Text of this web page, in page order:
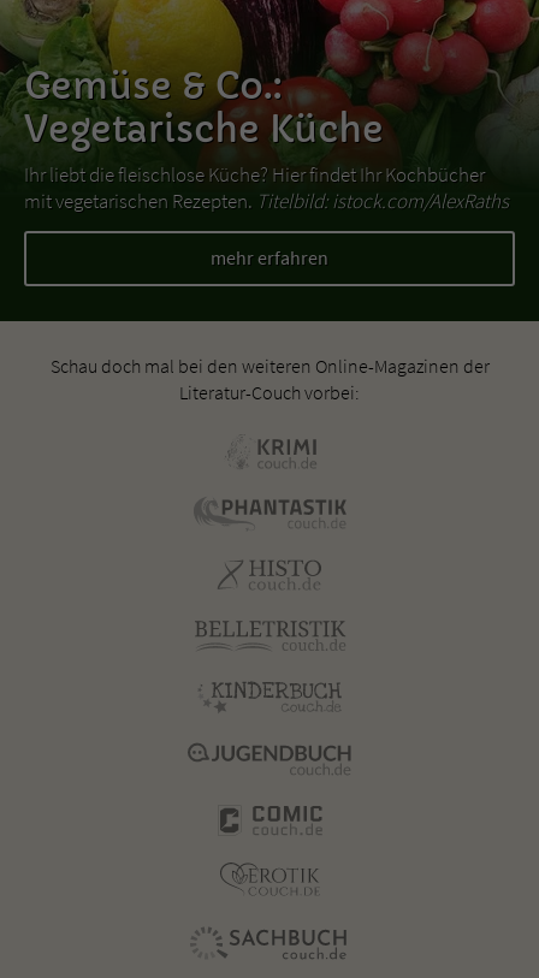
Gemüse & Co.:
Vegetarische Küche
Ihr liebt die fleischlose Küche? Hier findet Ihr Kochbücher
mit vegetarischen Rezepten. Titelbild: istock.com/AlexRaths
mehr erfahren
Schau doch mal bei den weiteren Online-Magazinen der
Literatur-Couch vorbei: